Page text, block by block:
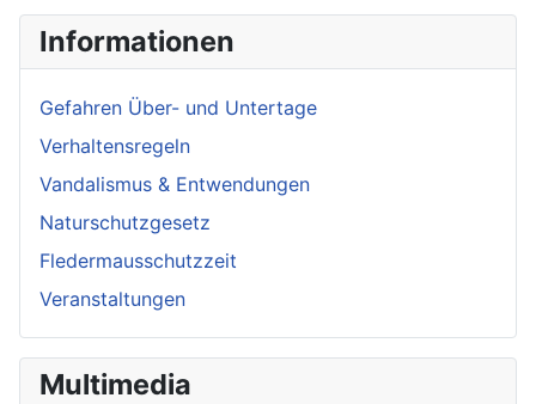
Informationen
Gefahren Über- und Untertage
Verhaltensregeln
Vandalismus & Entwendungen
Naturschutzgesetz
Fledermausschutzzeit
Veranstaltungen
Multimedia